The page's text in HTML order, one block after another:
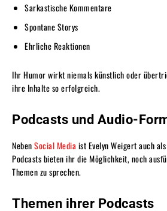
Sarkastische Kommentare
Spontane Storys
Ehrliche Reaktionen
Ihr Humor wirkt niemals künstlich oder
ihre Inhalte so erfolgreich.
Podcasts und Audio-
NebenSocial Media ist Evelyn Weigert auch
Podcasts bieten ihr die Möglichkeit, noch
Themen zu sprechen.
Themen ihrer Podcasts